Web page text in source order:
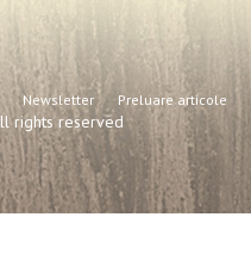
Newsletter Preluare articole
rights reserved